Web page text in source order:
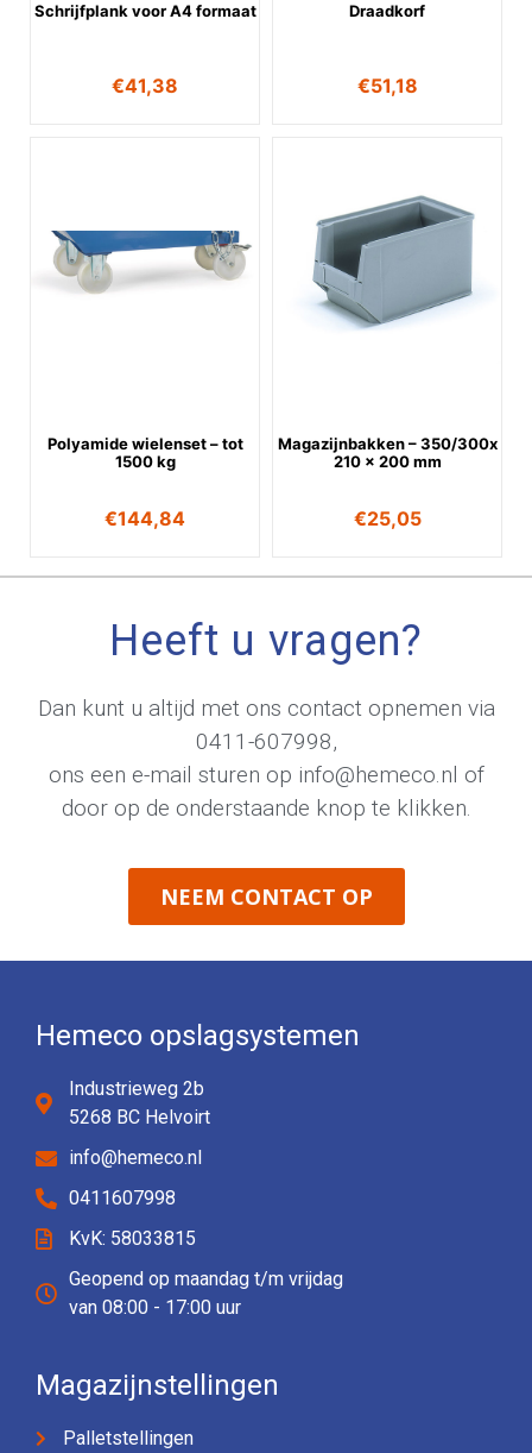
Schrijfplank voor A4 formaat
€41,38
Draadkorf
€51,18
Polyamide wielenset – tot
1500 kg
€144,84
Magazijnbakken – 350/300x
210 x 200 mm
€25,05
Heeft u vragen?
Dan kunt u altijd met ons contact opnemen via
0411-607998,
ons een e-mail sturen op info@hemeco.nl of
door op de onderstaande knop te klikken.
NEEM CONTACT OP
Hemeco opslagsystemen
Industrieweg 2b
5268 BC Helvoirt
info@hemeco.nl
0411607998
KvK: 58033815
Geopend op maandag t/m vrijdag
van 08:00 - 17:00 uur
Magazijnstellingen
Palletstellingen